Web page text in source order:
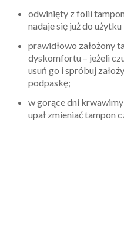
odwinięty z folii
nadaje się już do
prawidłowo założony
dyskomfortu – jeżeli
usuń go i spróbuj
podpaskę;
w gorące dni
upał zmieniać tampon